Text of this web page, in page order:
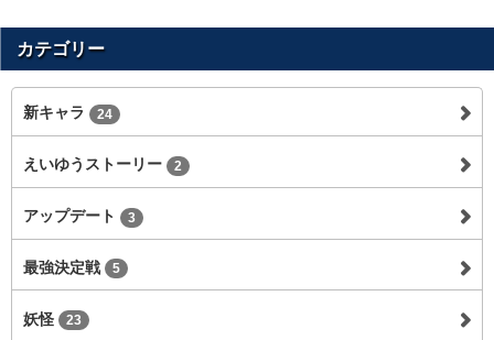
カテゴリー
新キャラ 24
えいゆうストーリー 2
アップデート 3
最強決定戦 5
妖怪 23